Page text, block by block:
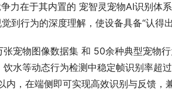
力在于其内置的 宠智灵宠物AI识别体
到行为的深度理解，使设备具备“认得出
宠物图像数据集 和 50余种典型宠物
水等动态行为检测中稳定帧识别率超
，在端侧即可实现高效识别与反馈，